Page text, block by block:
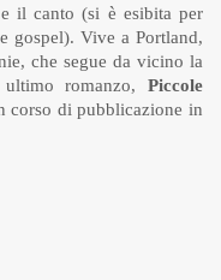
il canto (si è esibita per
gospel). Vive a Portland,
che segue da vicino la
romanzo, Piccole
corso di pubblicazione in